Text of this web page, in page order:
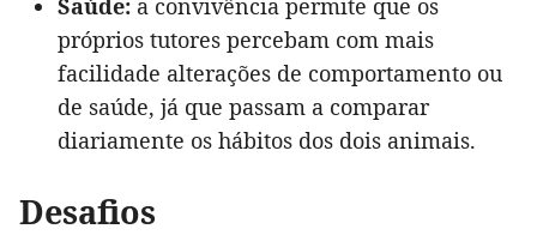
Saúde: a convivência permite que os
próprios tutores percebam com mais
facilidade alterações de comportamento ou
de saúde, já que passam a comparar
diariamente os hábitos dos dois animais.
Desafios